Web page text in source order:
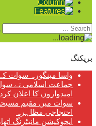
بریکنگ
واسا مینگورہ سوات کے 600 ملازمین تنخواہوں سے
امیدواروں کا اعلان
سوات میں مقیم
احتجاجی مظاہرہ
ایجوکیشن مانیٹرنگ